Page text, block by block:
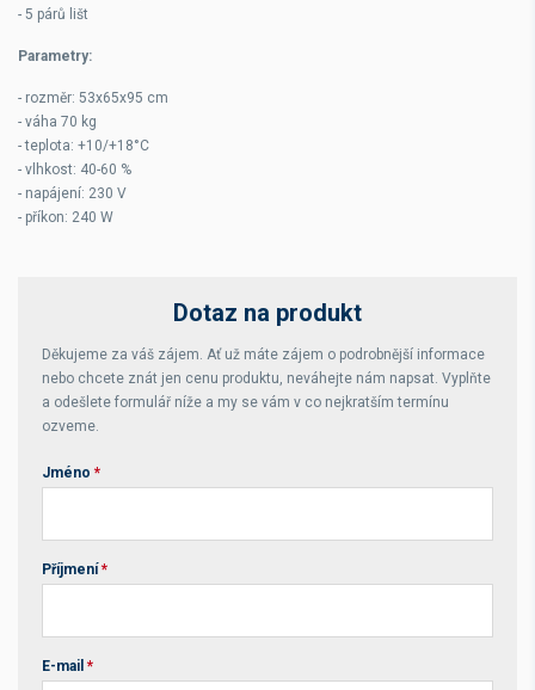
- 5 párů lišt
Parametry:
- rozměr: 53x65x95 cm
- váha 70 kg
- teplota: +10/+18°C
- vlhkost: 40-60 %
- napájení: 230 V
- příkon: 240 W
Dotaz na produkt
Děkujeme za váš zájem. Ať už máte zájem o podrobnější informace
nebo chcete znát jen cenu produktu, neváhejte nám napsat. Vyplňte
a odešlete formulář níže a my se vám v co nejkratším termínu
ozveme.
Jméno *
Příjmení *
E-mail *